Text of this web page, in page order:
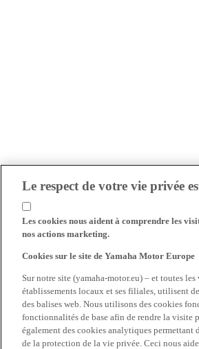
Le respect de votre vie privée
Les cookies nous aident à comprendre les
nos actions marketing.
Cookies sur le site de Yamaha Motor Europe
Sur notre site (yamaha-motor.eu) – et toutes
établissements locaux et ses filiales, utilisent
des balises web. Nous utilisons des cookies
fonctionnalités de base afin de rendre la visite
également des cookies analytiques
de la protection de la vie privée. Ceci nous